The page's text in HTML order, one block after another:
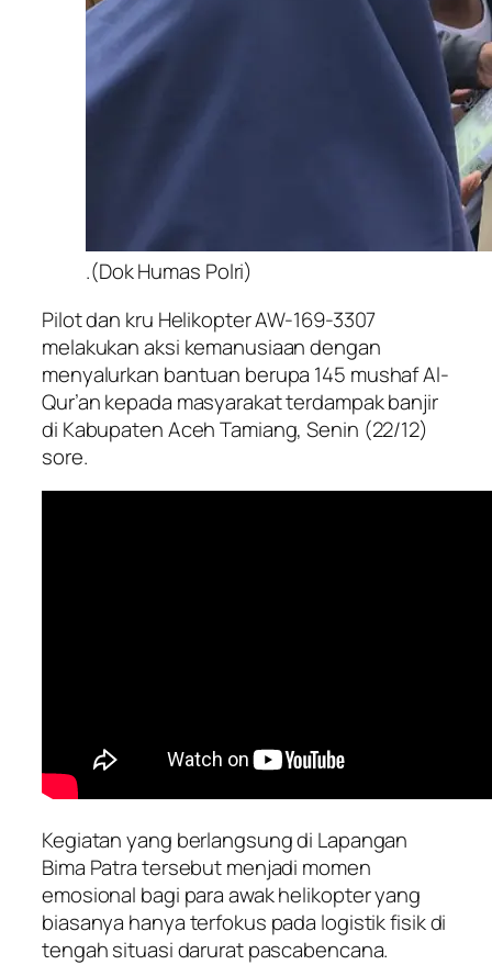
.(Dok Humas Polri)
Pilot dan kru Helikopter AW-169-3307
melakukan aksi kemanusiaan dengan
menyalurkan bantuan berupa 145 mushaf Al-
Qur’an kepada masyarakat terdampak banjir
di Kabupaten Aceh Tamiang, Senin (22/12)
sore.
Kegiatan yang berlangsung di Lapangan
Bima Patra tersebut menjadi momen
emosional bagi para awak helikopter yang
biasanya hanya terfokus pada logistik fisik di
tengah situasi darurat pascabencana.